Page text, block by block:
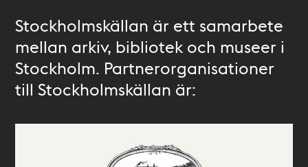
Stockholmskällan är ett samarbete
mellan arkiv, bibliotek och museer i
Stockholm. Partnerorganisationer
till Stockholmskällan är: